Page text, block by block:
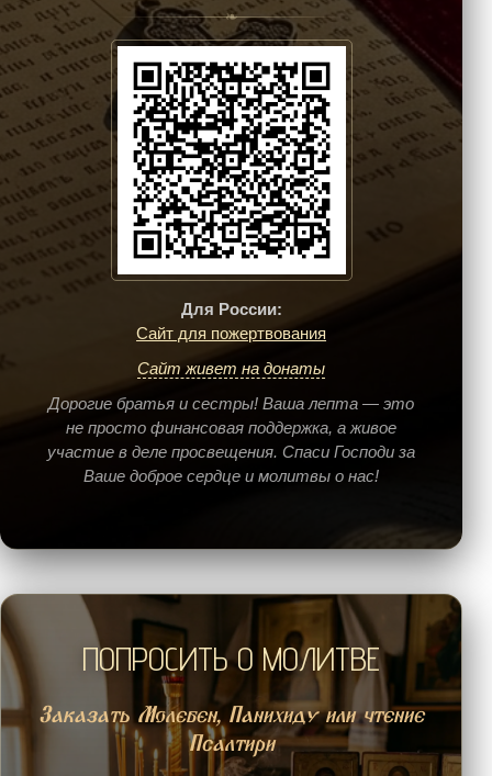
❧
Для России:
Сайт для пожертвования
Сайт живет на донаты
Дорогие братья и сестры! Ваша лепта — это
не просто финансовая поддержка, а живое
участие в деле просвещения. Спаси Господи за
Ваше доброе сердце и молитвы о нас!
ПОПРОСИТЬ О МОЛИТВЕ
Заказать Молебен, Панихиду или чтение
Псалтири